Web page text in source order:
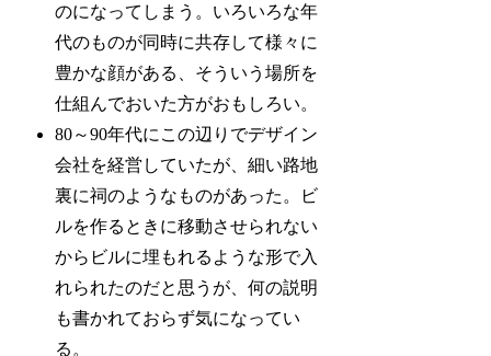
のになってしまう。いろいろな年
代のものが同時に共存して様々に
豊かな顔がある、そういう場所を
仕組んでおいた方がおもしろい。
80～90年代にこの辺りでデザイン
会社を経営していたが、細い路地
裏に祠のようなものがあった。ビ
ルを作るときに移動させられない
からビルに埋もれるような形で入
れられたのだと思うが、何の説明
も書かれておらず気になってい
る。